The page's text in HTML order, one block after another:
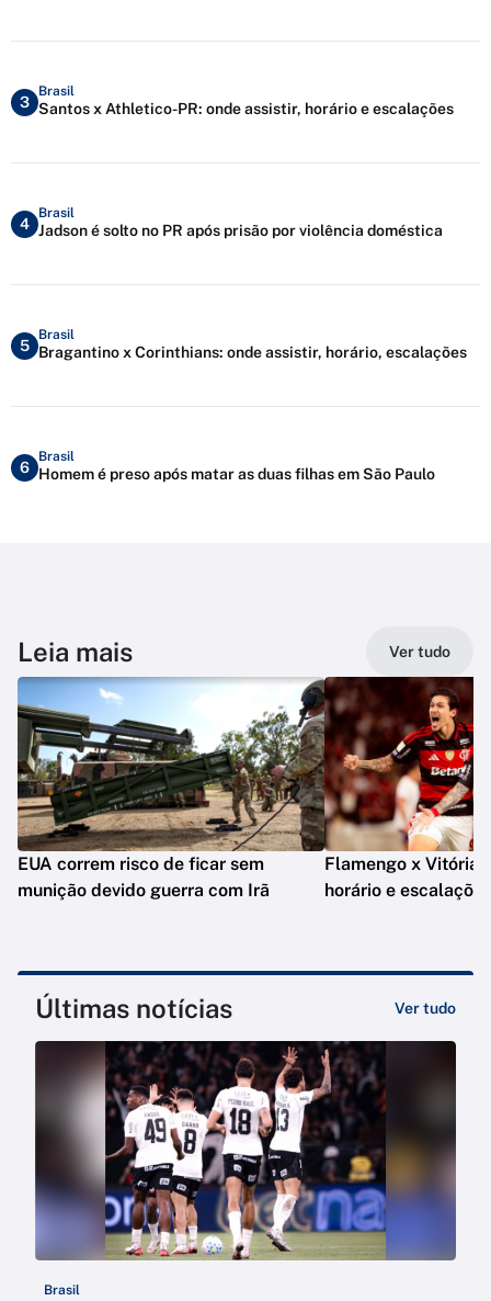
3
Brasil
Santos x Athletico-PR: onde assistir, horário e escalações
4
Brasil
Jadson é solto no PR após prisão por violência doméstica
5
Brasil
Bragantino x Corinthians: onde assistir, horário, escalações
6
Brasil
Homem é preso após matar as duas filhas em São Paulo
Leia mais Ver tudo
EUA correm risco de ficar sem
munição devido guerra com Irã
Flamengo x Vitória:
horário e escalações
Últimas notícias Ver tudo
Brasil